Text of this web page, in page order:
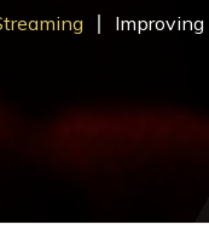
Improving